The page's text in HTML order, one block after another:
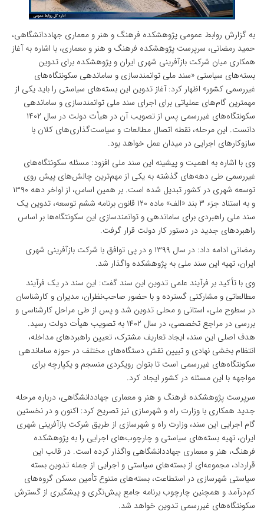
به گزارش روابط عمومی پژوهشکده فرهنگ و هنر و معماری جهاددانشگاهی،
حمید رمضانی، سرپرست پژوهشکده فرهنگ و هنر و معماری، با اشاره به آغاز
همکاری میان شرکت بازآفرینی شهری ایران و پژوهشکده برای تدوین
بسته‌های سیاستی «سند ملی توانمندسازی و ساماندهی سکونتگاه‌های
غیررسمی کشور» اظهار کرد: آغاز تدوین این بسته‌های سیاستی را باید یکی از
مهمترین گام‌های عملیاتی برای اجرای سند ملی توانمندسازی و ساماندهی
سکونتگاه‌های غیررسمی پس از تصویب آن در هیأت دولت در سال ۱۴۰۲
دانست. این مرحله، نقطه اتصال مطالعات و سیاست‌گذاری‌های کلان با
سازوکارهای اجرایی در میدان عمل خواهد بود.
وی با اشاره به اهمیت و پیشینه این سند ملی افزود: مسئله سکونتگاه‌های
غیررسمی طی دهه‌های گذشته به یکی از مهم‌ترین چالش‌های پیش روی
توسعه شهری در کشور تبدیل شده است. بر همین اساس، از اواخر دهه ۱۳۹۰
و به استناد جزء ۳ بند «الف» ماده ۱۲۰ قانون برنامه ششم توسعه، تدوین یک
سند ملی راهبردی برای ساماندهی و توانمندسازی این سکونتگاه‌ها بر اساس
راهبردهای جدید در دستور کار دولت قرار گرفت.
رمضانی ادامه داد: در سال ۱۳۹۹ و در پی توافق با شرکت بازآفرینی شهری
ایران، تهیه این سند ملی به پژوهشکده واگذار شد.
وی با تأکید بر فرآیند علمی تدوین این سند گفت: این سند در یک فرآیند
مطالعاتی و مشارکتی گسترده و با حضور صاحب‌نظران، مدیران و کارشناسان
در سطوح ملی، استانی و محلی تدوین شد و پس از طی مراحل کارشناسی و
بررسی در مراجع تخصصی، در سال ۱۴۰۲ به تصویب هیأت دولت رسید.
هدف اصلی این سند، ایجاد تعاریف مشترک، تعیین راهبردهای مداخله،
انتظام بخشی نهادی و تبیین نقش دستگاه‌های مختلف در حوزه ساماندهی
سکونتگاه‌های غیررسمی است تا بتوان رویکردی منسجم و یکپارچه برای
مواجهه با این مسئله در کشور ایجاد کرد.
سرپرست پژوهشکده فرهنگ و هنر و معماری جهاددانشگاهی، درباره مرحله
جدید همکاری با وزارت راه و شهرسازی نیز تصریح کرد: اکنون و در نخستین
گام اجرایی این سند، وزارت راه و شهرسازی از طریق شرکت بازآفرینی شهری
ایران، تهیه بسته‌های سیاستی و چارچوب‌های اجرایی را به پژوهشکده
فرهنگ، هنر و معماری جهاددانشگاهی واگذار کرده است. در قالب این
قرارداد، مجموعه‌ای از بسته‌های سیاستی و اجرایی از جمله تدوین بسته
سیاستی شهرسازی در استطاعت، بسته‌های متنوع تأمین مسکن گروه‌های
کم‌درآمد و همچنین چارچوب برنامه جامع پیش‌نگری و پیشگیری از گسترش
سکونتگاه‌های غیررسمی تدوین خواهد شد.